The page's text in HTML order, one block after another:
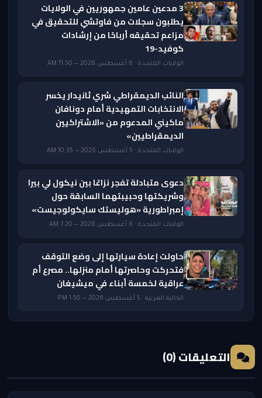
3 مدعين عامين جمهوريين في الولايات
يطلبون سجلات من فاوتشي للتحقيق في
مزاعم تحقيقه أرباحًا من إرشادات
كوفيد-19
الولايات المتحدة · 6 أغسطس 2026 — 11:50 AM
النائب الديمقراطي شري ثانيدار يخسر
الانتخابات التمهيدية أمام دونافان
ماكيني المدعوم من «الاشتراكيين
الديمقراطيين»
الولايات المتحدة · 5 أغسطس 2026 — 10:35 AM
دعوى متبادلة تفجر نزاعًا بين نيكول لي بيرا
وشريكتها وحبيبتهما السابقة حول
إمبراطورية «هوليستك سايكولوجيست»
الولايات المتحدة · 6 أغسطس 2026 — 7:20 AM
حاولت إعادة سيارتها إلى وضع التوقف
فتحركت وحاصرتها أمام منزلها.. مصرع أم
عراقية لخمسة أبناء في ميشيغان
الجالية العربية · 5 أغسطس 2026 — 1:50 PM
التعليقات (0)